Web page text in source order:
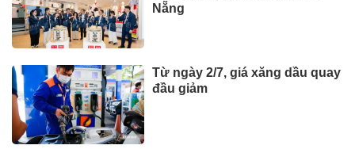
Nẵng
Từ ngày 2/7, giá xăng dầu quay
đầu giảm